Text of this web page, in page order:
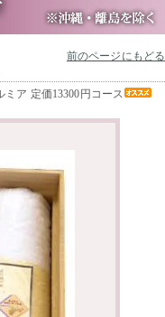
前のページにもどる
ア 定価13300円コース